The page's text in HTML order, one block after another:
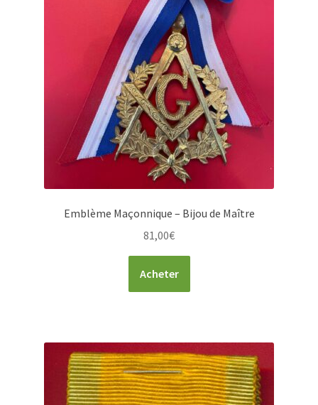
Emblème Maçonnique – Bijou de Maître
81,00€
Acheter